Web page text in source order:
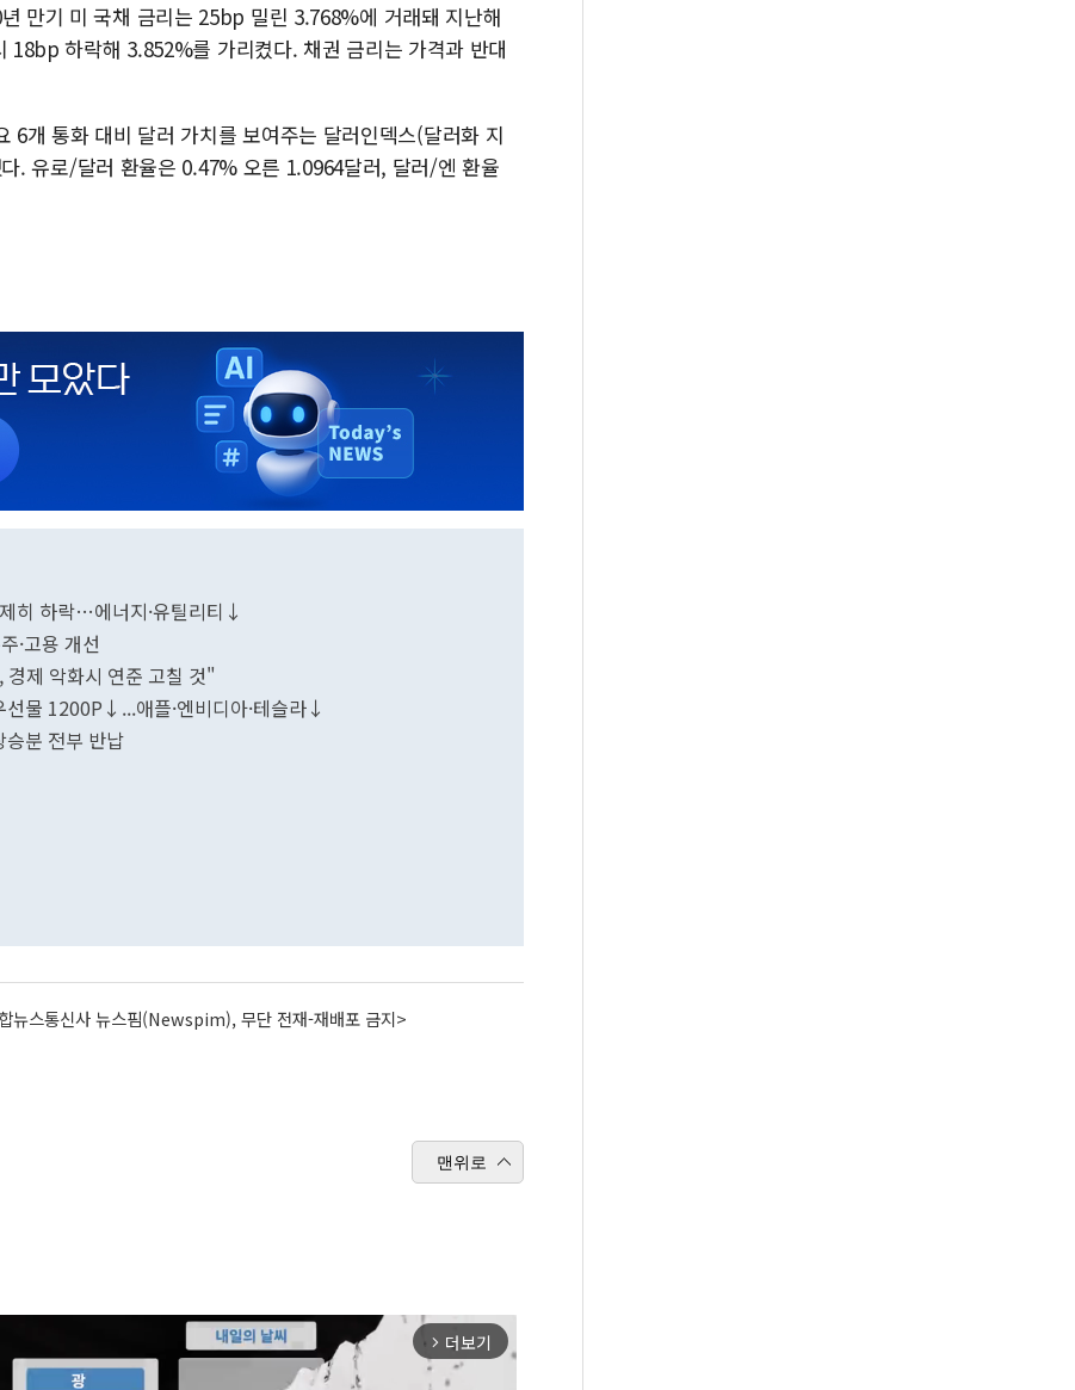
만기 미 국채 금리는 25bp 밀린 3.768%에 거래돼 지난해
18bp 하락해 3.852%를 가리켰다. 채권 금리는 가격과 반대
6개 통화 대비 달러 가치를 보여주는 달러인덱스(달러화 지
. 유로/달러 환율은 0.47% 오른 1.0964달러, 달러/엔 환율
히 하락…에너지·유틸리티↓
·고용 개선
제 악화시 연준 고칠 것"
물 1200P↓...애플·엔비디아·테슬라↓
분 전부 반납
뉴스통신사 뉴스핌(Newspim), 무단 전재-재배포 금지>
맨위로
arrow_forward_ios 더보기